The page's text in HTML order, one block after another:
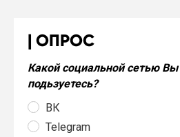
ОПРОС
Какой социальной сетью
подьзуетесь?
ВК
Telegram